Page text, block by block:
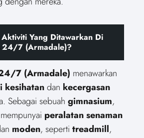
Yang Ditawarkan Di
24/7 (Armadale)?
7 (Armadale) menawarkan
kesihatandan kecergasan
Sebagai sebuah gimnasium,
peralatansenaman
moden, seperti treadmill,